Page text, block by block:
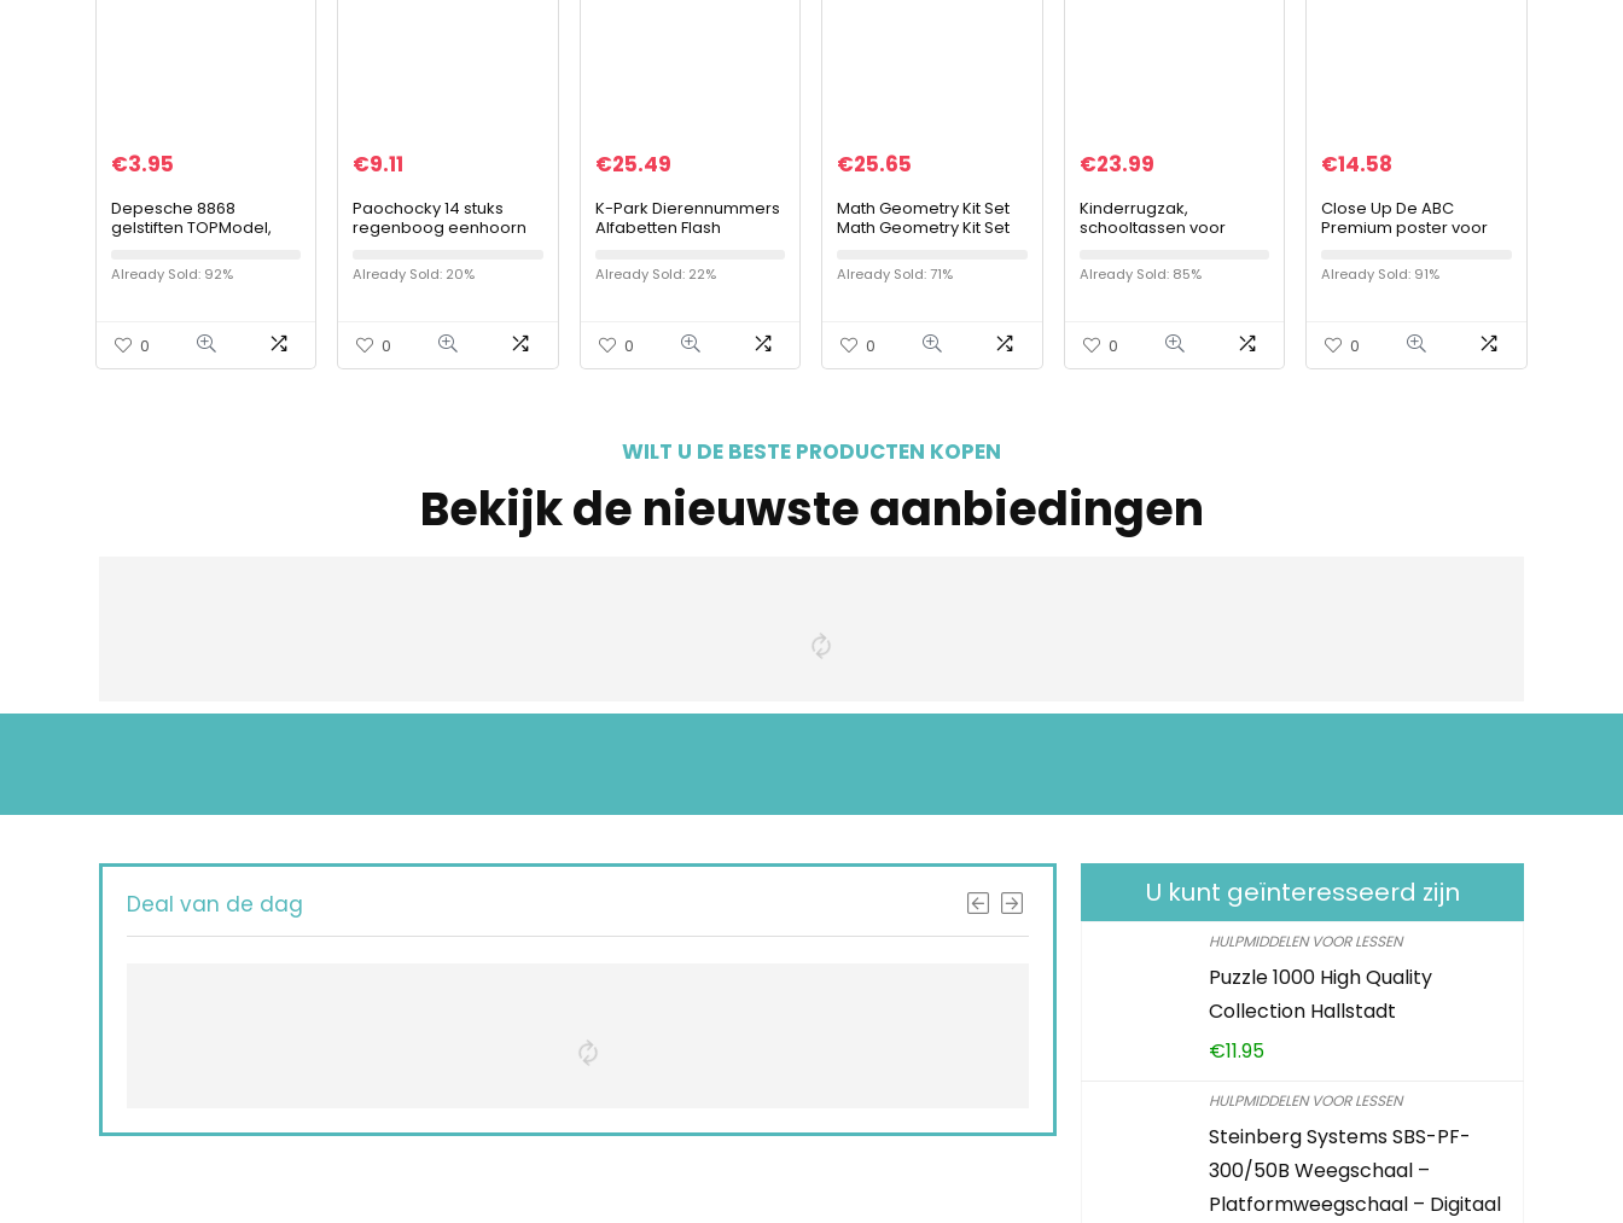
€3.95
Depesche 8868
gelstiften TOPModel,
4
Already Sold: 92%
0
€9.11
Paochocky 14 stuks
regenboog eenhoorn
geheime dagboek
notebook, potlood
Already Sold: 20%
0
€25.49
K-Park Dierennummers
Alfabetten Flash
Houten Brieven
Flashcards ABC
Already Sold: 22%
0
€25.65
Math Geometry Kit Set
Math Geometry Kit Set
linialen PROTRUCTOR
COMPUX POTLUISGIER
Already Sold: 71%
0
€23.99
Kinderrugzak,
schooltassen voor
schooltas,
schoolrugzak, reizen,
Already Sold: 85%
0
€14.58
Close Up De ABC
Premium poster voor
leerkunstposter – 61 x
91,5 cm, UV-lakcoating
Already Sold: 91%
0
WILT U DE BESTE PRODUCTEN KOPEN
Bekijk de nieuwste aanbiedingen
Deal van de dag U kunt geïnteresseerd zijn
HULPMIDDELEN VOOR LESSEN
Puzzle 1000 High Quality
Collection Hallstadt
€11.95
HULPMIDDELEN VOOR LESSEN
Steinberg Systems SBS-PF-
300/50B Weegschaal –
Platformweegschaal – Digitaal